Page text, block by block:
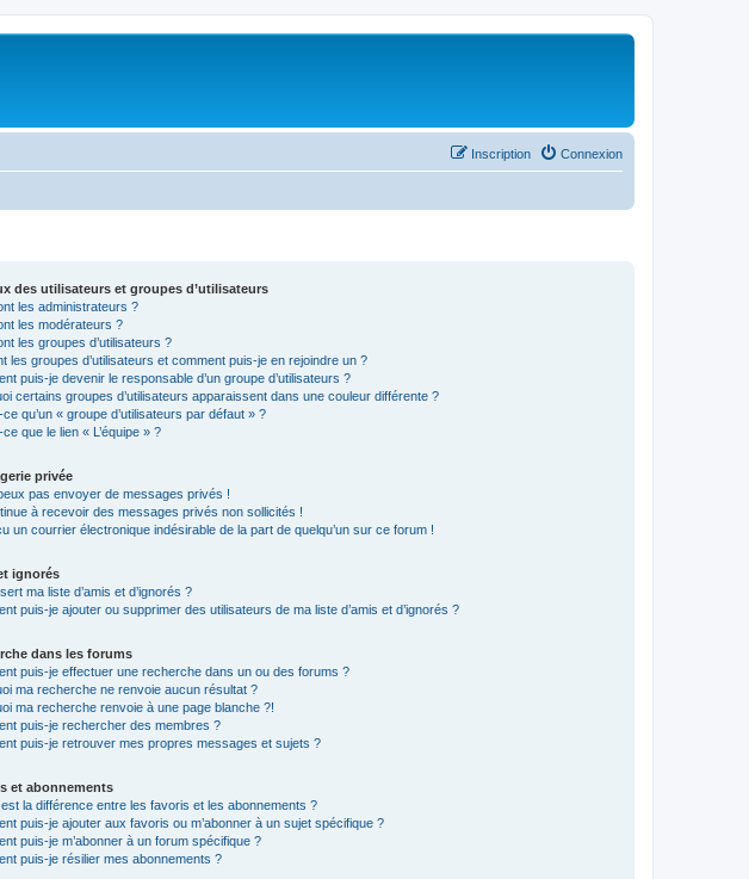
Connexion
Inscription
des utilisateurs et groupes d’utilisateurs
les administrateurs ?
les modérateurs ?
les groupes d’utilisateurs ?
les groupes d’utilisateurs et comment puis-je en rejoindre un ?
puis-je devenir le responsable d’un groupe d’utilisateurs ?
certains groupes d’utilisateurs apparaissent dans une couleur différente ?
ce qu’un « groupe d’utilisateurs par défaut » ?
ce que le lien « L’équipe » ?
privée
pas envoyer de messages privés !
à recevoir des messages privés non sollicités !
un courrier électronique indésirable de la part de quelqu’un sur ce forum !
ignorés
ma liste d’amis et d’ignorés ?
puis-je ajouter ou supprimer des utilisateurs de ma liste d’amis et d’ignorés ?
dans les forums
puis-je effectuer une recherche dans un ou des forums ?
ma recherche ne renvoie aucun résultat ?
ma recherche renvoie à une page blanche ?!
puis-je rechercher des membres ?
puis-je retrouver mes propres messages et sujets ?
et abonnements
la différence entre les favoris et les abonnements ?
puis-je ajouter aux favoris ou m’abonner à un sujet spécifique ?
puis-je m’abonner à un forum spécifique ?
puis-je résilier mes abonnements ?